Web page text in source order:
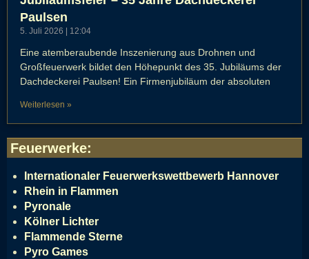
Paulsen
5. Juli 2026 12:04
Eine atemberaubende Inszenierung aus Drohnen und
Großfeuerwerk bildet den Höhepunkt des 35. Jubiläums der
Dachdeckerei Paulsen! Ein Firmenjubiläum der absoluten
Weiterlesen »
Feuerwerke:
Internationaler Feuerwerkswettbewerb Hannover
Rhein in Flammen
Pyronale
Kölner Lichter
Flammende Sterne
Pyro Games